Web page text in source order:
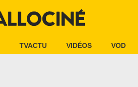
TVACTU VIDÉOS VOD